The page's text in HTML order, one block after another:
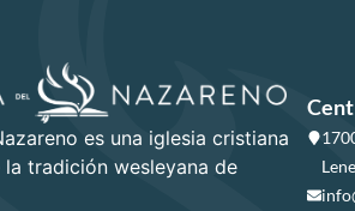
es una iglesia cristiana
tradición wesleyana de